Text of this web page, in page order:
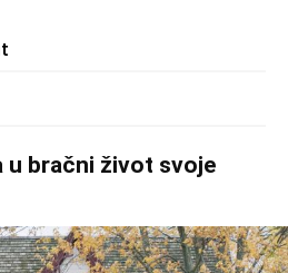
u bračni život svoje